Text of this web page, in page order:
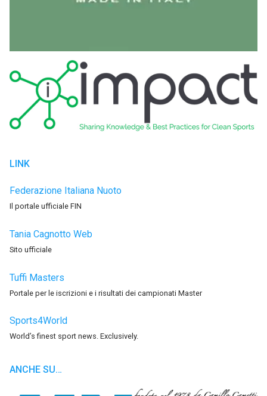
LINK
Federazione Italiana Nuoto
Il portale ufficiale FIN
Tania Cagnotto Web
Sito ufficiale
Tuffi Masters
Portale per le iscrizioni e i risultati dei campionati Master
Sports4World
World’s finest sport news. Exclusively.
ANCHE SU…